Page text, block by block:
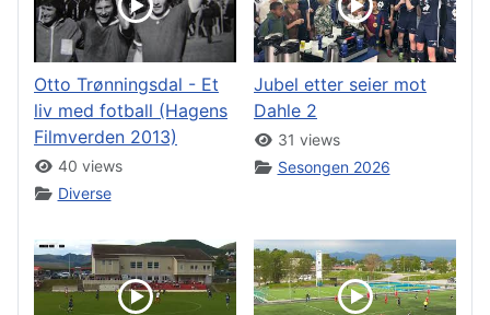
Otto Trønningsdal - Et
liv med fotball (Hagens
Filmverden 2013)
40 views
Diverse
Jubel etter seier mot
Dahle 2
31 views
Sesongen 2026